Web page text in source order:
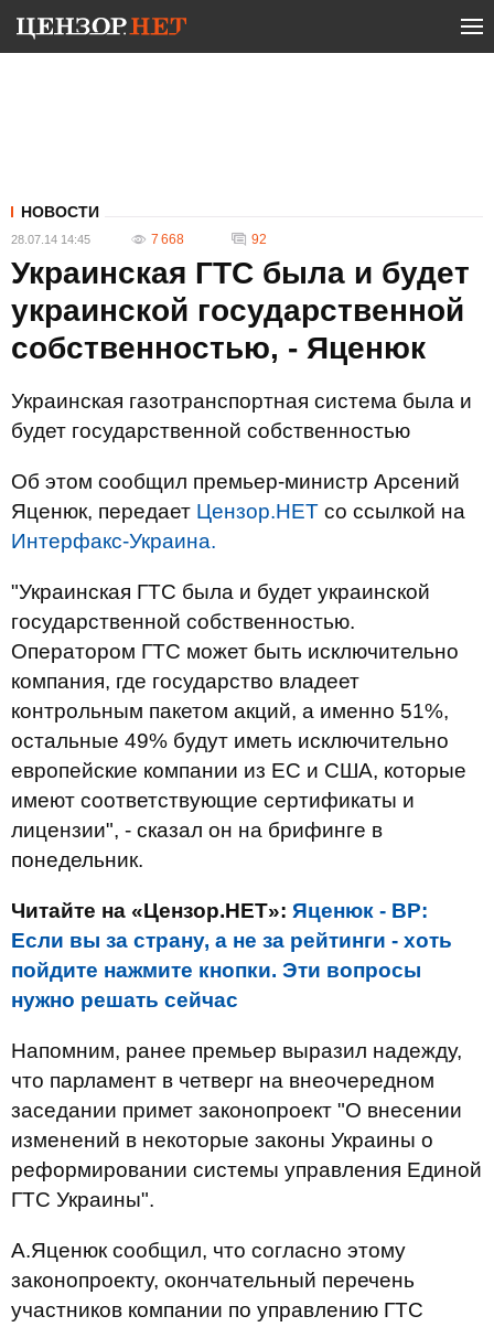
НОВОСТИ
28.07.14 14:45 7 668 92
Украинская ГТС была и будет
украинской государственной
собственностью, - Яценюк
Украинская газотранспортная система была и
будет государственной собственностью
Об этом сообщил премьер-министр Арсений
Яценюк, передает Цензор.НЕТ со ссылкой на
Интерфакс-Украина.
"Украинская ГТС была и будет украинской
государственной собственностью.
Оператором ГТС может быть исключительно
компания, где государство владеет
контрольным пакетом акций, а именно 51%,
остальные 49% будут иметь исключительно
европейские компании из ЕС и США, которые
имеют соответствующие сертификаты и
лицензии", - сказал он на брифинге в
понедельник.
Читайте на «Цензор.НЕТ»: Яценюк - ВР:
Если вы за страну, а не за рейтинги - хоть
пойдите нажмите кнопки. Эти вопросы
нужно решать сейчас
Напомним, ранее премьер выразил надежду,
что парламент в четверг на внеочередном
заседании примет законопроект "О внесении
изменений в некоторые законы Украины о
реформировании системы управления Единой
ГТС Украины".
А.Яценюк сообщил, что согласно этому
законопроекту, окончательный перечень
участников компании по управлению ГТС